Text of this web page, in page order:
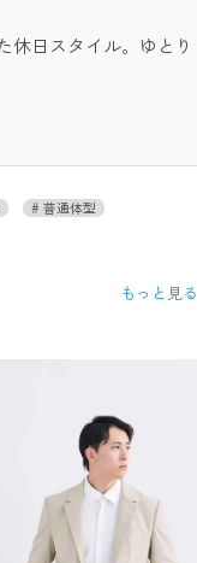
休日スタイル。ゆとり
普通体型
もっと見る